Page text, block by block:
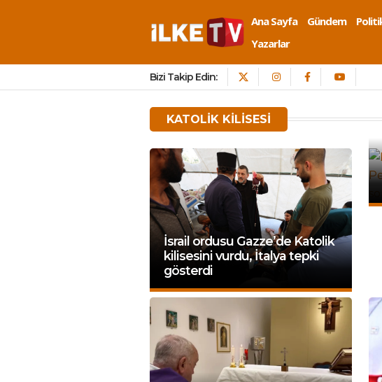
Ana Sayfa Gündem
Yazarlar
Bizi Takip Edin:
KATOLIK KILISESI
İsrail ordusu Gazze’de Katolik
kilisesini vurdu, İtalya tepki
gösterdi